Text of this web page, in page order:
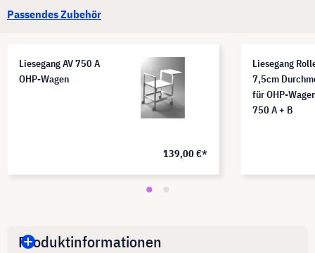
Passendes Zubehör
Liesegang AV 750 A
OHP-Wagen
139,00 €*
Liesegang
7,5cm
für OHP-
750 A + B
Produktinformationen